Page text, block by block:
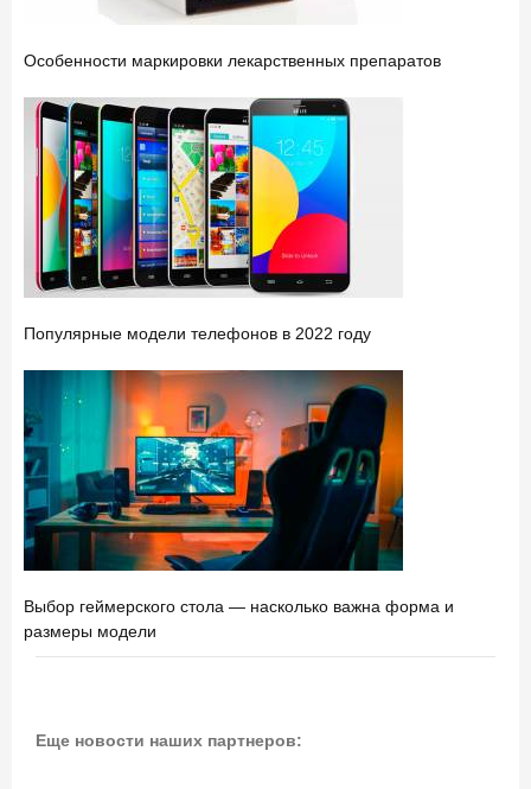
Особенности маркировки лекарственных препаратов
Популярные модели телефонов в 2022 году
Выбор геймерского стола — насколько важна форма и
размеры модели
Еще новости наших партнеров: